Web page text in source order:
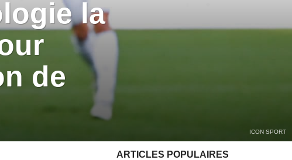
la
de
ICON SPORT
ARTICLES POPULAIRES